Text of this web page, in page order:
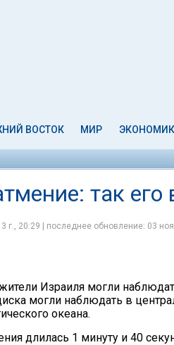
ВОСТОК МИР
так
г., 20:29 | последнее обновление: 03
Израиля могли
могли наблюдать в
океана.
длилась 1 минуту и 40